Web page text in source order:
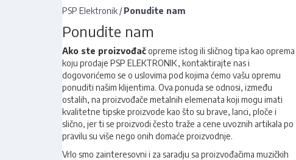
PSP Elektronik / Ponudite nam
Ponudite nam
Ako ste proizvođačopreme istog ili sličnog tipa kao oprema
koju prodaje PSP ELEKTRONIK, kontaktirajte nas i
dogovorićemo se o uslovima pod kojima ćemo vašu opremu
ponuditi našim klijentima. Ova ponuda se odnosi, između
ostalih, na proizvođače metalnih elemenata koji mogu imati
kvalitetne tipske proizvode kao što su brave, lanci, ploče i
slično, jer ti se proizvodi često traže a cene uvoznih artikala po
pravilu su više nego onih domaće proizvodnje.
Vrlo smo zainteresovni i za saradju sa proizvođačima muzičkih